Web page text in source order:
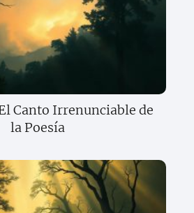
Canto Irrenunciable de
la Poesía